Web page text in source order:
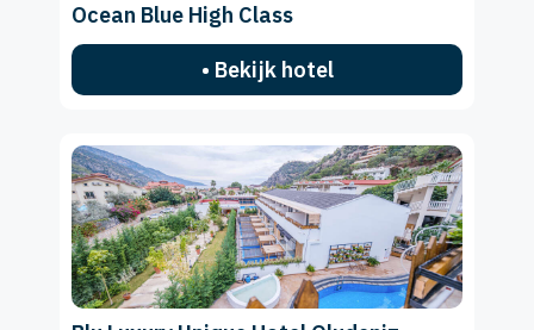
Ocean Blue High Class
• Bekijk hotel